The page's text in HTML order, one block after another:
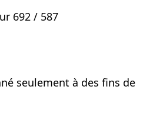
692 / 587
seulement à des fins de